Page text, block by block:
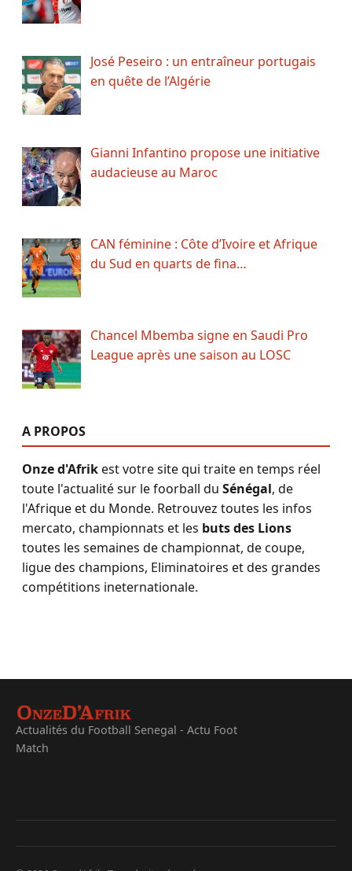
José Peseiro : un entraîneur portugais
en quête de l’Algérie
Gianni Infantino propose une initiative
audacieuse au Maroc
CAN féminine : Côte d’Ivoire et Afrique
du Sud en quarts de fina…
Chancel Mbemba signe en Saudi Pro
League après une saison au LOSC
A PROPOS
Onze d'Afrikest votre site qui traite en temps réel
toute l'actualité sur le foorball du Sénégal, de
l'Afrique et du Monde. Retrouvez toutes les infos
mercato, championnats et les buts des Lions
toutes les semaines de championnat, de coupe,
ligue des champions, Eliminatoires et des grandes
compétitions ineternationale.
Actualités du Football Senegal - Actu Foot
Match